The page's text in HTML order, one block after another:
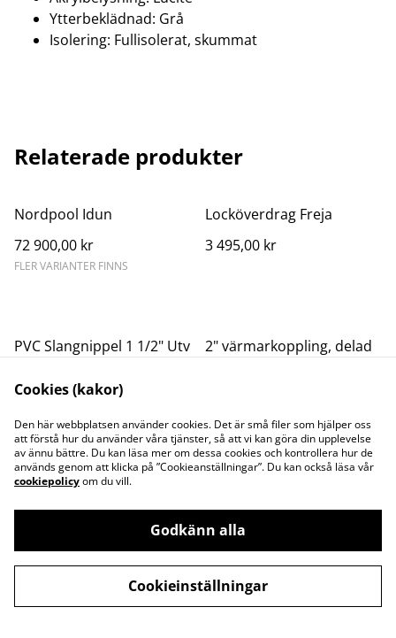
Ytterbeklädnad: Grå
Isolering: Fullisolerat, skummat
Relaterade produkter
Nordpool Idun
72 900,00 kr
FLER VARIANTER FINNS
Locköverdrag Freja
3 495,00 kr
PVC Slangnippel 1 1/2" Utv
G
54,00 kr
2" värmarkoppling, delad
mutter med skruvar
Integritetspolicy
Cookiepolicy
Cookies (kakor)
Den här webbplatsen använder cookies. Det är små filer som hjälper oss
att förstå hur du använder våra tjänster, så att vi kan göra din upplevelse
av ännu bättre. Du kan läsa mer om dessa cookies och kontrollera hur de
används genom att klicka på ”Cookieanställningar”. Du kan också läsa vår
cookiepolicyom du vill.
Godkänn alla
Cookieinställningar